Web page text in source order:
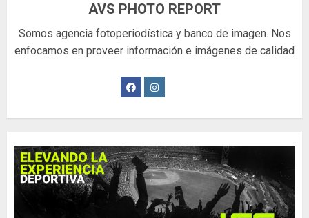
AVS PHOTO REPORT
Somos agencia fotoperiodística y banco de imagen. Nos
enfocamos en proveer información e imágenes de calidad